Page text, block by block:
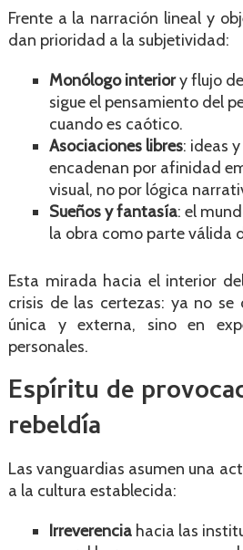
Frente a la narración lineal y
dan prioridad a la subjetividad:
Monólogo interiory flujo
sigue el pensamiento del
cuando es caótico.
Asociaciones libres: ideas
encadenan por afinidad
visual, no por lógica
Sueños y fantasía: el
la obra como parte válida
Esta mirada hacia el interior
crisis de las certezas: ya no
única y externa, sino en
personales.
Espíritu de
rebeldía
Las vanguardias asumen una
a la cultura establecida:
Irreverenciahacia las